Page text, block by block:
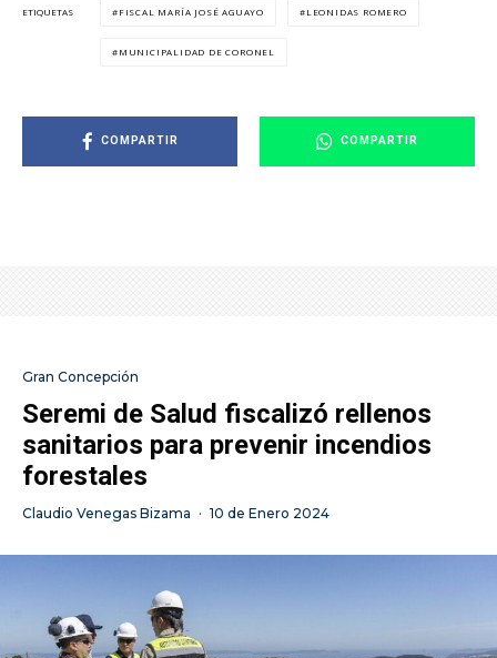
ETIQUETAS FISCAL MARÍA JOSÉ AGUAYO LEONIDAS ROMERO
MUNICIPALIDAD DE CORONEL
COMPARTIR COMPARTIR
Gran Concepción
Seremi de Salud fiscalizó rellenos
sanitarios para prevenir incendios
forestales
Claudio Venegas Bizama · 10 de Enero 2024